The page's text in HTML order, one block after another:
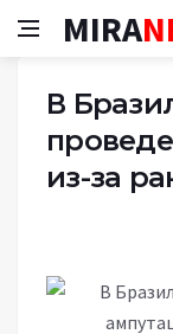
MIRA
В
из-за